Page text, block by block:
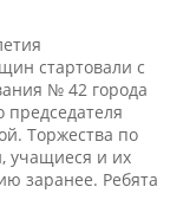
стартовали с
№ 42 города
председателя
Торжества по
учащиеся и их
заранее. Ребята